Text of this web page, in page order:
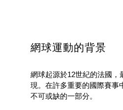
網球運動的背景
網球起源於12世紀的法國
現。在許多重要的國際賽事
不可或缺的一部分。